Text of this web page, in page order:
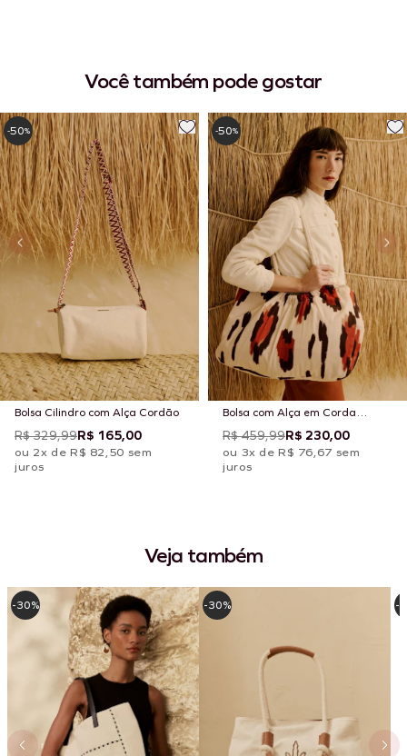
Você também pode gostar
Bolsa Cilindro com Alça Cordão
R$ 329,99R$ 165,00
ou 2x de R$ 82,50 sem
juros
-50%
Bolsa com Alça em Corda
Estampada Chimu Off
R$ 459,99R$ 230,00
ou 3x de R$ 76,67 sem
juros
-50%
Veja também
-30% -30% -